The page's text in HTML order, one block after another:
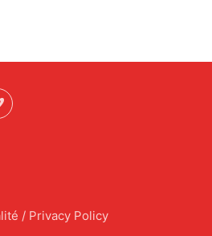
Vimeo
/ Privacy Policy